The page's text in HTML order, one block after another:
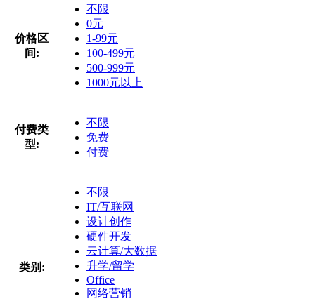
价格区
间:
不限
0元
1-99元
100-499元
500-999元
1000元以上
付费类
型:
不限
免费
付费
类别:
不限
IT/互联网
设计创作
硬件开发
云计算/大数据
升学/留学
Office
网络营销